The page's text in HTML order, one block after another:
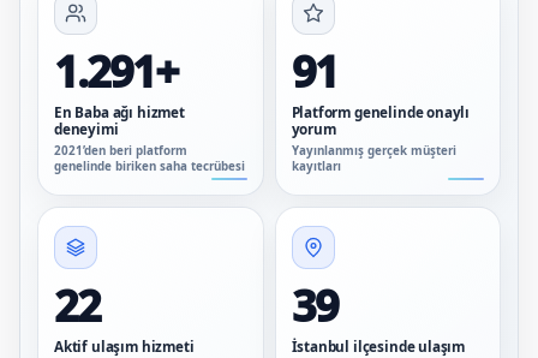
1.291+
En Baba ağı hizmet
deneyimi
2021’den beri platform
genelinde biriken saha tecrübesi
91
Platform genelinde onaylı
yorum
Yayınlanmış gerçek müşteri
kayıtları
22
Aktif ulaşım hizmeti
39
İstanbul ilçesinde ulaşım